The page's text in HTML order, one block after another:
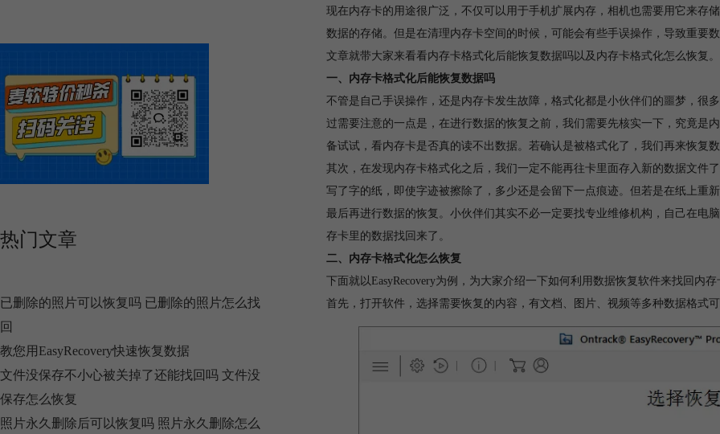
热门文章
已删除的照片可以恢复吗 已删除的照片怎么找
回
教您用EasyRecovery快速恢复数据
文件没保存不小心被关掉了还能找回吗 文件没
保存怎么恢复
照片永久删除后可以恢复吗 照片永久删除怎么
现在内存卡的用途很广泛，不仅可以用于手机扩展内存，相机也需要用它来存
数据的存储。但是在清理内存卡空间的时候，可能会有些手误操作，导致重要
文章就带大家来看看内存卡格式化后能恢复数据吗以及内存卡格式化怎么恢复。
一、内存卡格式化后能恢复数据吗
不管是自己手误操作，还是内存卡发生故障，格式化都是小伙伴们的噩梦，很
过需要注意的一点是，在进行数据的恢复之前，我们需要先核实一下，究竟是
备试试，看内存卡是否真的读不出数据。若确认是被格式化了，我们再来恢复
其次，在发现内存卡格式化之后，我们一定不能再往卡里面存入新的数据文件
写了字的纸，即使字迹被擦除了，多少还是会留下一点痕迹。但若是在纸上重
最后再进行数据的恢复。小伙伴们其实不必一定要找专业维修机构，自己在电
存卡里的数据找回来了。
二、内存卡格式化怎么恢复
下面就以EasyRecovery为例，为大家介绍一下如何利用数据恢复软件来找回内
首先，打开软件，选择需要恢复的内容，有文档、图片、视频等多种数据格式